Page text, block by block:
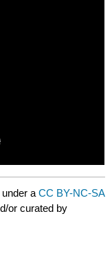
under aCC BY-NC-SA
or curated by